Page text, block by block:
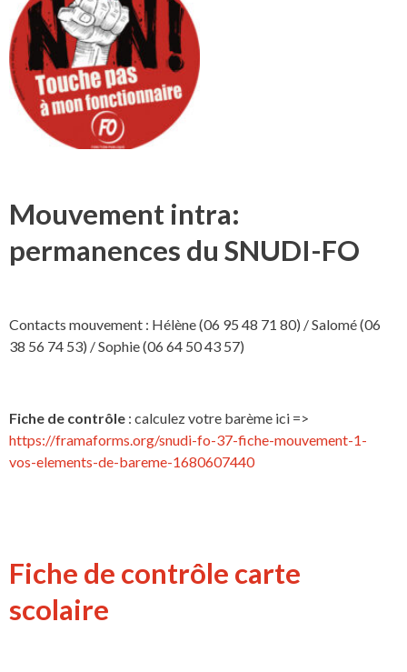
Mouvement intra:
permanences du SNUDI-FO
Contacts mouvement : Hélène (06 95 48 71 80) / Salomé (06
38 56 74 53) / Sophie (06 64 50 43 57)
Fiche de contrôle : calculez votre barème ici =>
https://framaforms.org/snudi-fo-37-fiche-mouvement-1-
vos-elements-de-bareme-1680607440
Fiche de contrôle carte
scolaire